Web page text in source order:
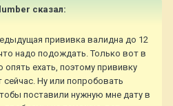
сказал:
прививка валидна до 12
надо подождать. Только вот в
опять ехать, поэтому прививку
Ну или попробовать
поставили нужную мне дату в